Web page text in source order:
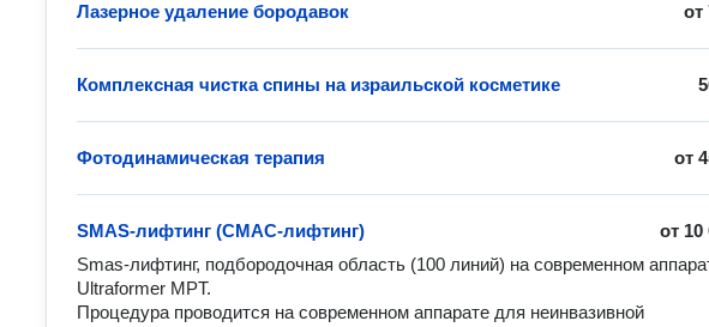
от
Лазерное удаление бородавок
Комплексная чистка спины на израильской косметике
от
Фотодинамическая терапия
от 10
SMAS-лифтинг (СМАС-лифтинг)
Smas-лифтинг, подбородочная область (100 линий) на современном
Ultraformer MPT.
Процедура проводится на современном аппарате для неинвазивной